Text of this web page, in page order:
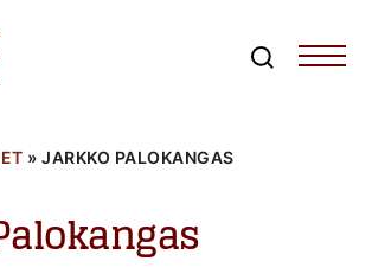
» JARKKO PALOKANGAS